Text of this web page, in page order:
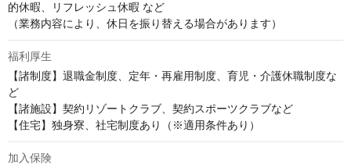
的休暇、リフレッシュ休暇 など
（業務内容により、休日を振り替える場合があります）
福利厚生
【諸制度】退職金制度、定年・再雇用制度、育児・介護休職制度な
ど
【諸施設】契約リゾートクラブ、契約スポーツクラブなど
【住宅】独身寮、社宅制度あり（※適用条件あり）
加入保険